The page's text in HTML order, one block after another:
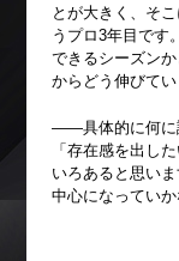
とが大きく、そ
うプロ3年目です
できるシーズン
からどう伸びてい
――具体的に何に
「存在感を出し
いろあると思い
中心になってい